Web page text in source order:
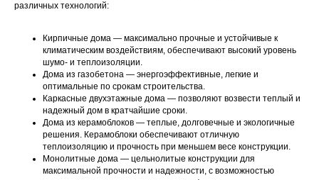
различных технологий:
Кирпичные дома — максимально прочные и устойчивые к
климатическим воздействиям, обеспечивают высокий уровень
шумо- и теплоизоляции.
Дома из газобетона — энергоэффективные, легкие и
оптимальные по срокам строительства.
Каркасные двухэтажные дома — позволяют возвести теплый и
надежный дом в кратчайшие сроки.
Дома из керамоблоков — теплые, долговечные и экологичные
решения. Керамоблоки обеспечивают отличную
теплоизоляцию и прочность при меньшем весе конструкции.
Монолитные дома — цельнолитые конструкции для
максимальной прочности и надежности, с возможностью